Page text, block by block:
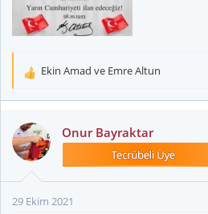
T
k
i
l
:
Ekin Amad ve Emre Altun
Onur Bayraktar
29 Ekim 2021